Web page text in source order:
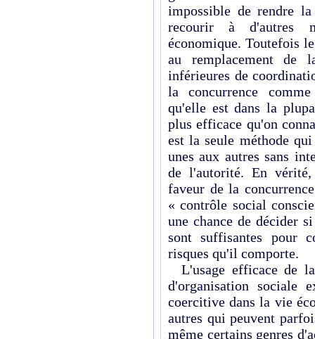
impossible de rendre
recourir à d'autres
économique. Toutefois
au remplacement de
inférieures de
la concurrence
qu'elle est dans la
plus efficace qu'on
est la seule méthode
unes aux autres sans
de l'autorité. En
faveur de la
« contrôle social
une chance de décider
sont suffisantes pour
risques qu'il comporte.
L'usage efficace de
d'organisation sociale
coercitive dans la vie
autres qui peuvent
même certains genres